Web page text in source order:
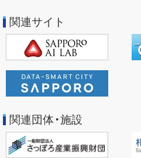
関連サイト
関連団体・施設